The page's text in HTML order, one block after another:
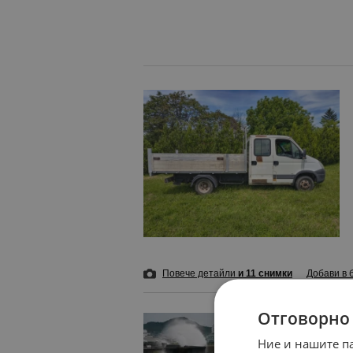
Повече детайли и 11 снимки Добави в
Тайфунът
Ние и нашите